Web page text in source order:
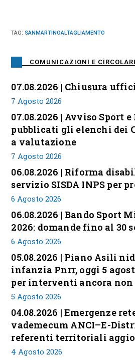
TAG: SANMARTINOALTAGLIAMENTO
COMUNICAZIONI E CIRCOLARI
07.08.2026 | Chiusura
7 Agosto 2026
07.08.2026 | Avviso Sport
pubblicati gli elenchi dei
a valutazione
7 Agosto 2026
06.08.2026 | Riforma
servizio SISDA INPS per
6 Agosto 2026
06.08.2026 | Bando Sport
2026: domande fino al 30
6 Agosto 2026
05.08.2026 | Piano Asili
infanzia Pnrr, oggi 5
per interventi ancora
5 Agosto 2026
04.08.2026 | Emergenze
vademecum ANCI–E-
referenti territoriali
4 Agosto 2026